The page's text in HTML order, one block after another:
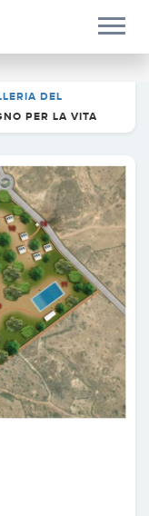
DEL
PER LA VITA